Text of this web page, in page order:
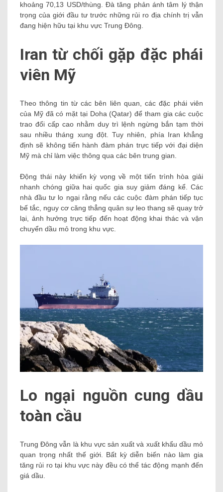
khoảng 70,13 USD/thùng. Đà tăng phản ánh tâm lý thận
trọng của giới đầu tư trước những rủi ro địa chính trị vẫn
đang hiện hữu tại khu vực Trung Đông.
Iran từ chối gặp đặc phái
viên Mỹ
Theo thông tin từ các bên liên quan, các đặc phái viên
của Mỹ đã có mặt tại Doha (Qatar) để tham gia các cuộc
trao đổi cấp cao nhằm duy trì lệnh ngừng bắn tạm thời
sau nhiều tháng xung đột. Tuy nhiên, phía Iran khẳng
định sẽ không tiến hành đàm phán trực tiếp với đại diện
Mỹ mà chỉ làm việc thông qua các bên trung gian.
Động thái này khiến kỳ vọng về một tiến trình hòa giải
nhanh chóng giữa hai quốc gia suy giảm đáng kể. Các
nhà đầu tư lo ngại rằng nếu các cuộc đàm phán tiếp tục
bế tắc, nguy cơ căng thẳng quân sự leo thang sẽ quay trở
lại, ảnh hưởng trực tiếp đến hoạt động khai thác và vận
chuyển dầu mỏ trong khu vực.
Lo ngại nguồn cung dầu
toàn cầu
Trung Đông vẫn là khu vực sản xuất và xuất khẩu dầu mỏ
quan trọng nhất thế giới. Bất kỳ diễn biến nào làm gia
tăng rủi ro tại khu vực này đều có thể tác động mạnh đến
giá dầu.